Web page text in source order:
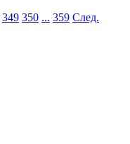
349 350 ... 359 След.